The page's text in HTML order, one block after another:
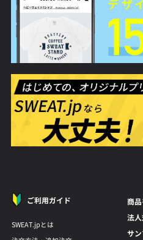
ご利用ガイド
SWEAT.jpとは
商品
法人
サン